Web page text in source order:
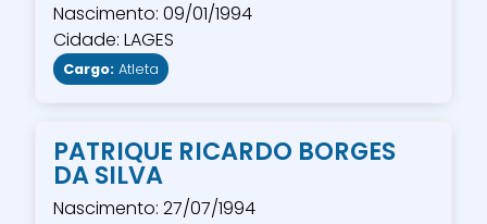
Nascimento: 09/01/1994
Cidade: LAGES
Cargo: Atleta
PATRIQUE RICARDO BORGES
DA SILVA
Nascimento: 27/07/1994